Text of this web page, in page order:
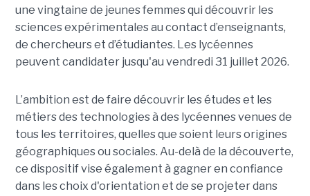
une vingtaine de jeunes femmes qui découvrir les
sciences expérimentales au contact d’enseignants,
de chercheurs et d’étudiantes. Les lycéennes
peuvent candidater jusqu'au vendredi 31 juillet 2026.
L’ambition est de faire découvrir les études et les
métiers des technologies à des lycéennes venues de
tous les territoires, quelles que soient leurs origines
géographiques ou sociales. Au-delà de la découverte,
ce dispositif vise également à gagner en confiance
dans les choix d'orientation et de se projeter dans